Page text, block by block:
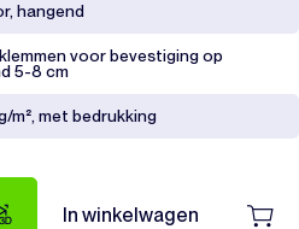
hangend
voor bevestiging op
5-8 cm
m², met bedrukking
In winkelwagen